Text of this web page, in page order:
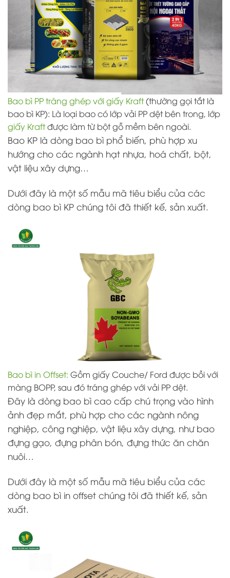
Bao bì PP tráng ghép với giấy Kraft(thường gọi tắt là
bao bì KP): Là loại bao có lớp vải PP dệt bên trong, lớp
giấy Kraftđược làm từ bột gỗ mềm bên ngoài.
Bao KP là dòng bao bì phổ biến, phù hợp xu
hướng cho các ngành hạt nhựa, hoá chất, bột,
vật liệu xây dựng…
Dưới đây là một số mẫu mã tiêu biểu của các
dòng bao bì KP chúng tôi đã thiết kế, sản xuất.
Bao bì in Offset: Gồm giấy Couche/ Ford được bồi với
màng BOPP, sau đó tráng ghép với vải PP dệt.
Đây là dòng bao bì cao cấp chú trọng vào hình
ảnh đẹp mắt, phù hợp cho các ngành nông
nghiệp, công nghiệp, vật liệu xây dựng, như bao
đựng gạo, đựng phân bón, đựng thức ăn chăn
nuôi…
Dưới đây là một số mẫu mã tiêu biểu của các
dòng bao bì in offset chúng tôi đã thiết kế, sản
xuất.